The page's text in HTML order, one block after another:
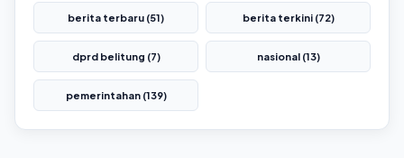
berita terbaru (51) berita terkini (72)
dprd belitung (7) nasional (13)
pemerintahan (139)